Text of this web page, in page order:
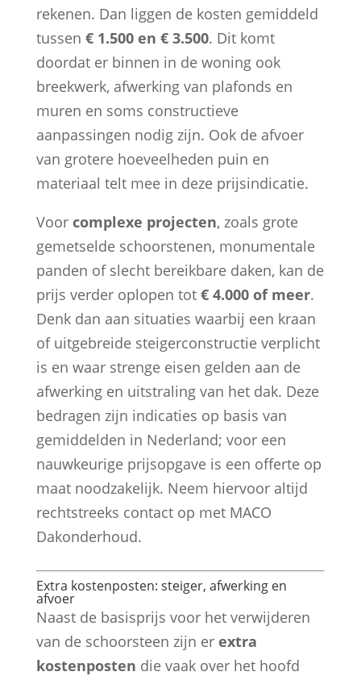
rekenen. Dan liggen de kosten gemiddeld
tussen € 1.500 en € 3.500. Dit komt
doordat er binnen in de woning ook
breekwerk, afwerking van plafonds en
muren en soms constructieve
aanpassingen nodig zijn. Ook de afvoer
van grotere hoeveelheden puin en
materiaal telt mee in deze prijsindicatie.
Voor complexe projecten, zoals grote
gemetselde schoorstenen, monumentale
panden of slecht bereikbare daken, kan de
prijs verder oplopen tot € 4.000 of meer.
Denk dan aan situaties waarbij een kraan
of uitgebreide steigerconstructie verplicht
is en waar strenge eisen gelden aan de
afwerking en uitstraling van het dak. Deze
bedragen zijn indicaties op basis van
gemiddelden in Nederland; voor een
nauwkeurige prijsopgave is een offerte op
maat noodzakelijk. Neem hiervoor altijd
rechtstreeks contact op met MACO
Dakonderhoud.
Extra kostenposten: steiger, afwerking en
afvoer
Naast de basisprijs voor het verwijderen
van de schoorsteen zijn er extra
kostenposten die vaak over het hoofd